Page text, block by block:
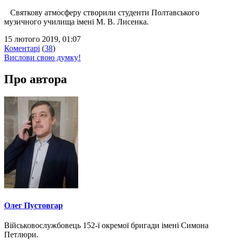
Святкову атмосферу створили студенти Полтавського
музичного училища імені М. В. Лисенка.
15 лютого 2019, 01:07
Коментарі (38)
Вислови свою думку!
Про автора
Олег Пустовгар
Військовослужбовець 152-ї окремої бригади імені Симона
Петлюри.